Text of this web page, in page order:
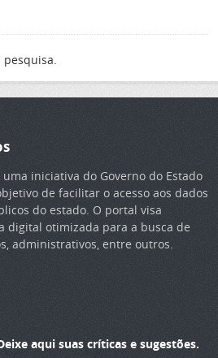
iniciativa do Governo do Estado
de facilitar o acesso aos dados
do estado. O portal visa
digital otimizada para a busca de
administrativos, entre outros.
aqui suas críticas e sugestões.